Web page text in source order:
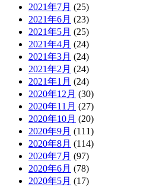
2021年7月 (25)
2021年6月 (23)
2021年5月 (25)
2021年4月 (24)
2021年3月 (24)
2021年2月 (24)
2021年1月 (24)
2020年12月 (30)
2020年11月 (27)
2020年10月 (20)
2020年9月 (111)
2020年8月 (114)
2020年7月 (97)
2020年6月 (78)
2020年5月 (17)